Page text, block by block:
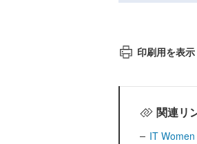
印刷用を表示
関連リ
IT